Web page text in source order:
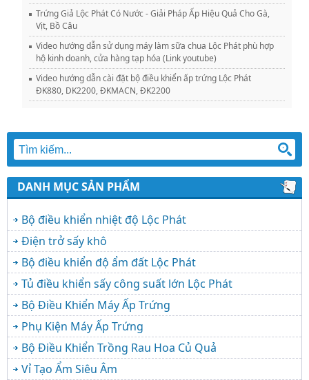
Trứng Giả Lộc Phát Có Nước - Giải Pháp Ấp Hiệu Quả Cho Gà,
Vịt, Bồ Câu
Video hướng dẫn sử dụng máy làm sữa chua Lộc Phát phù hợp
hộ kinh doanh, cửa hàng tạp hóa (Link youtube)
Video hướng dẫn cài đặt bộ điều khiển ấp trứng Lộc Phát
ĐK880, DK2200, ĐKMACN, ĐK2200
DANH MỤC SẢN PHẨM
Bộ điều khiển nhiệt độ Lộc Phát
Điện trở sấy khô
Bộ điều khiển độ ẩm đất Lộc Phát
Tủ điều khiển sấy công suất lớn Lộc Phát
Bộ Điều Khiển Máy Ấp Trứng
Phụ Kiện Máy Ấp Trứng
Bộ Điều Khiển Trồng Rau Hoa Củ Quả
Vỉ Tạo Ẩm Siêu Âm